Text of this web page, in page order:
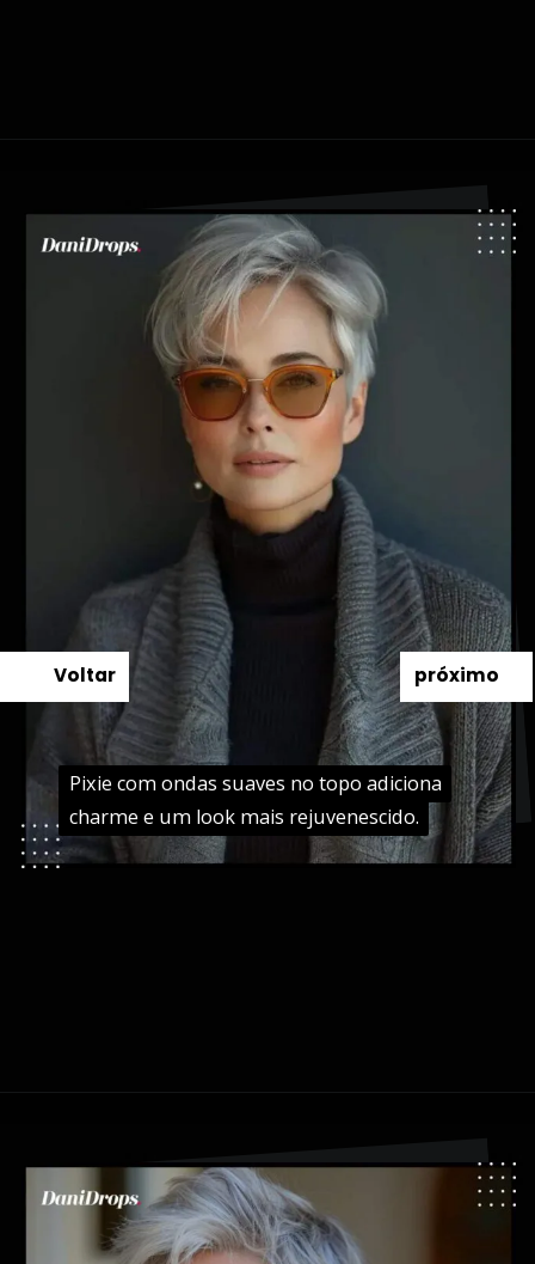
Pixie com ondas suaves no topo adiciona
charme e um look mais rejuvenescido.
Pixie com ondas suaves no topo adiciona
charme e um look mais rejuvenescido.
próximo
Voltar